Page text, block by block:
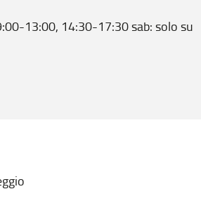
13:00, 14:30-17:30 sab: solo su